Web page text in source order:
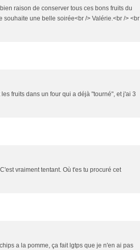
raison de conserver tous ces bons fruits du
une belle soirée<br /> Valérie.<br /> <br
fruits dans un four qui a déjà "tourné", et j'ai 3
vraiment tentant. Où t'es tu procuré cet
a la pomme, ça fait lgtps que je n'en ai pas